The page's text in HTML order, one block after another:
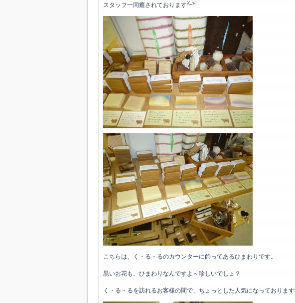
スタッフ一同癒されております
こちらは、く・る・るのカウンターに飾ってあるひまわりです。
黒いお花も、ひまわりなんですよ～珍しいでしょ？
く・る・るを訪れるお客様の間で、ちょっとした人気になっております